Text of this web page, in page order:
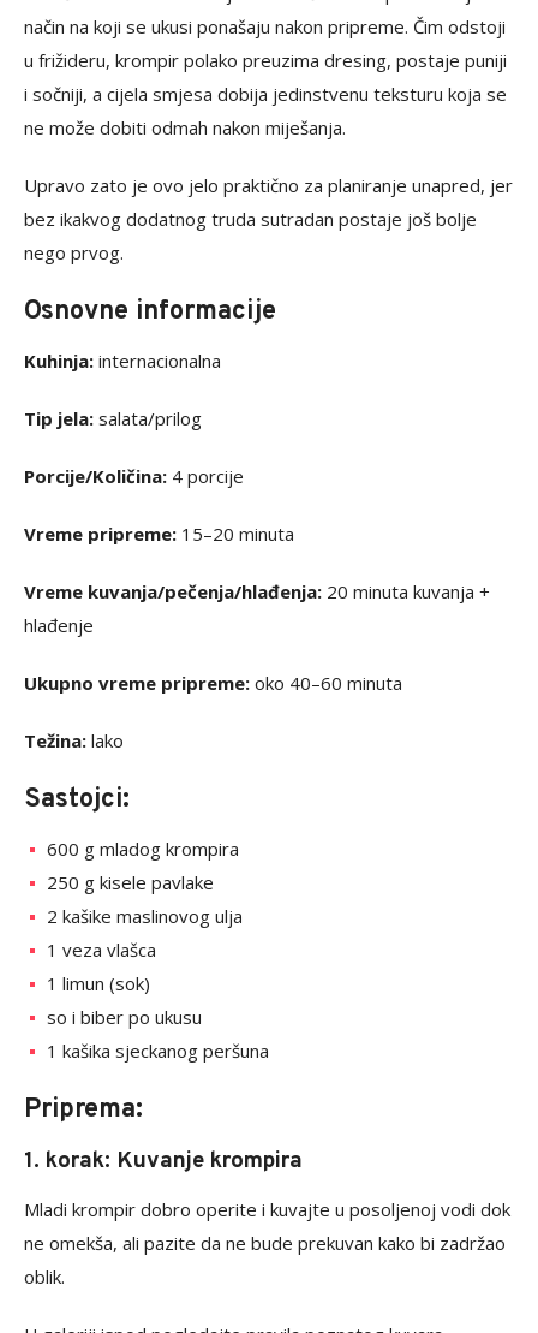
način na koji se ukusi ponašaju nakon pripreme. Čim odstoji
u frižideru, krompir polako preuzima dresing, postaje puniji
i sočniji, a cijela smjesa dobija jedinstvenu teksturu koja se
ne može dobiti odmah nakon miješanja.
Upravo zato je ovo jelo praktično za planiranje unapred, jer
bez ikakvog dodatnog truda sutradan postaje još bolje
nego prvog.
Osnovne informacije
Kuhinja: internacionalna
Tip jela: salata/prilog
Porcije/Količina: 4 porcije
Vreme pripreme: 15–20 minuta
Vreme kuvanja/pečenja/hlađenja: 20 minuta kuvanja +
hlađenje
Ukupno vreme pripreme: oko 40–60 minuta
Težina: lako
Sastojci:
600 g mladog krompira
250 g kisele pavlake
2 kašike maslinovog ulja
1 veza vlašca
1 limun (sok)
so i biber po ukusu
1 kašika sjeckanog peršuna
Priprema:
1. korak: Kuvanje krompira
Mladi krompir dobro operite i kuvajte u posoljenoj vodi dok
ne omekša, ali pazite da ne bude prekuvan kako bi zadržao
oblik.